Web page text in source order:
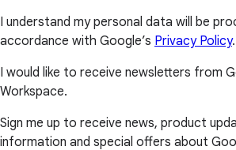
I understand my personal data will be
accordance with Google’s Privacy Policy.
I would like to receive newsletters from
Workspace.
Sign me up to receive news, product
information and special offers about